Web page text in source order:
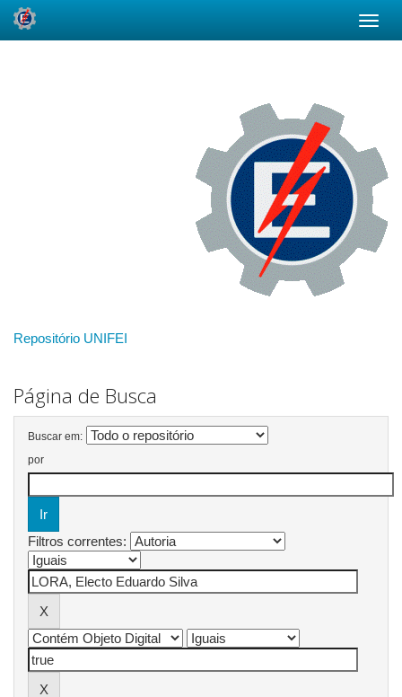
Repositório UNIFEI
Página de Busca
Buscar em:
por
Filtros correntes: